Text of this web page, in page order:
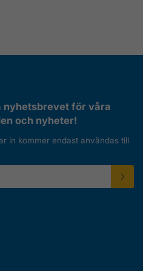
nyhetsbrevet för våra
och nyheter!
in kommer endast användas till